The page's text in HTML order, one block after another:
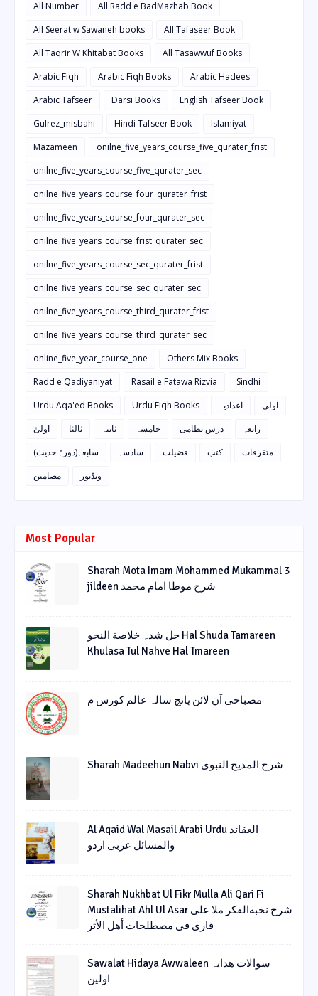
All Number
All Radd e BadMazhab Book
All Seerat w Sawaneh books
All Tafaseer Book
All Taqrir W Khitabat Books
All Tasawwuf Books
Arabic Fiqh
Arabic Fiqh Books
Arabic Hadees
Arabic Tafseer
Darsi Books
English Tafseer Book
Gulrez_misbahi
Hindi Tafseer Book
Islamiyat
Mazameen
onilne_five_years_course_five_qurater_frist
onilne_five_years_course_five_qurater_sec
onilne_five_years_course_four_qurater_frist
onilne_five_years_course_four_qurater_sec
onilne_five_years_course_frist_qurater_sec
onilne_five_years_course_sec_qurater_frist
onilne_five_years_course_sec_qurater_sec
onilne_five_years_course_third_qurater_frist
onilne_five_years_course_third_qurater_sec
online_five_year_course_one
Others Mix Books
Radd e Qadiyaniyat
Rasail e Fatawa Rizvia
Sindhi
Urdu Aqa'ed Books
Urdu Fiqh Books اعدادیہ
اولی
اولیٰ
ثالثا ثانیہ خامسہ درس نظامی
رابعہ
سابعہ(دورہٌ حدیث)
سادسہ فضیلت کتب
متفرقات
مضامین
ویڈیوز
Most Popular
Sharah Mota Imam Mohammed Mukammal 3
jildeen شرح موطا امام محمد
حل شدہ خلاصة النحو Hal Shuda Tamareen
Khulasa Tul Nahve Hal Tmareen
مصباحی آن لائن پانچ سالہ عالم کورس م
Sharah Madeehun Nabvi شرح المدیح النبوی
Al Aqaid Wal Masail Arabi Urdu العقائد
والمسائل عربی اردو
Sharah Nukhbat Ul Fikr Mulla Ali Qari Fi
Mustalihat Ahl Ul Asar شرح نخبةالفکر ملا علی
قاری فی مصطلحات أھل الأثر
Sawalat Hidaya Awwaleen سوالات ھدایہ
اولین